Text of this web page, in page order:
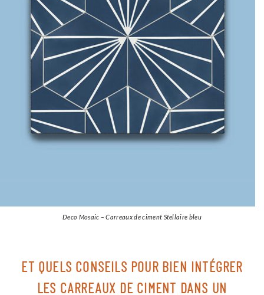
Deco Mosaic – Carreaux de ciment Stellaire bleu
ET QUELS CONSEILS POUR BIEN INTÉGRER
LES CARREAUX DE CIMENT DANS UN